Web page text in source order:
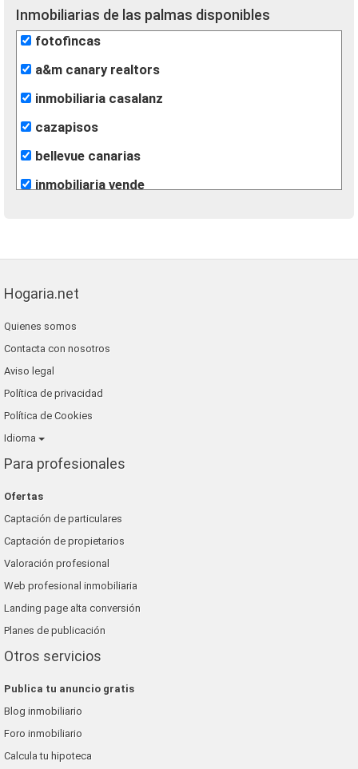
Inmobiliarias de las palmas disponibles
fotofincas
a&m canary realtors
inmobiliaria casalanz
cazapisos
bellevue canarias
inmobiliaria vende
Hogaria.net
Quienes somos
Contacta con nosotros
Aviso legal
Política de privacidad
Política de Cookies
Idioma
Para profesionales
Ofertas
Captación de particulares
Captación de propietarios
Valoración profesional
Web profesional inmobiliaria
Landing page alta conversión
Planes de publicación
Otros servicios
Publica tu anuncio gratis
Blog inmobiliario
Foro inmobiliario
Calcula tu hipoteca